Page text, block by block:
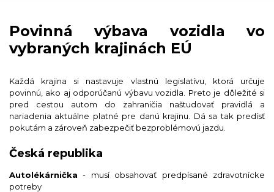
Povinná výbava vozidla vo
vybraných krajinách EÚ
Každá krajina si nastavuje vlastnú legislatívu, ktorá určuje
povinnú, ako aj odporúčanú výbavu vozidla. Preto je dôležité si
pred cestou autom do zahraničia naštudovať pravidlá a
nariadenia aktuálne platné pre danú krajinu. Dá sa tak predísť
pokutám a zároveň zabezpečiť bezproblémovú jazdu.
Česká republika
Autolékárnička - musí obsahovať predpísané zdravotnícke
potreby